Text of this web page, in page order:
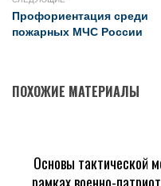
Профориентация среди
пожарных МЧС России
ПОХОЖИЕ МАТЕРИАЛЫ
Основы тактической